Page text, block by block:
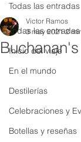
Todas las entradas
Inicio del viaje
En el mundo
Destilerías
Celebraciones y
Botellas y reseñas
Todas las entradas
Victor Ramos
3 may 2021 2